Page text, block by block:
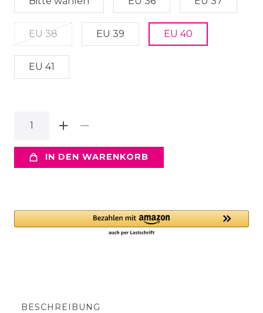
EU 38 EU 39 EU 40
EU 41
IN DEN WARENKORB
BESCHREIBUNG